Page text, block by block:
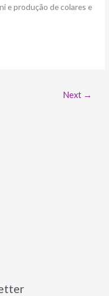
e produção de colares e
Next →